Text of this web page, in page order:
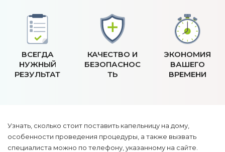
ВСЕГДА
НУЖНЫЙ
РЕЗУЛЬТАТ
КАЧЕСТВО И
БЕЗОПАСНОС
ТЬ
ЭКОНОМИЯ
ВАШЕГО
ВРЕМЕНИ
Узнать, сколько стоит поставить капельницу на дому,
особенности проведения процедуры, а также вызвать
специалиста можно по телефону, указанному на сайте.